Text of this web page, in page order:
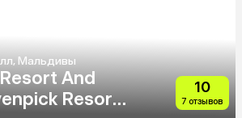
Мальдивы
And
Resort
10
7 отзывов